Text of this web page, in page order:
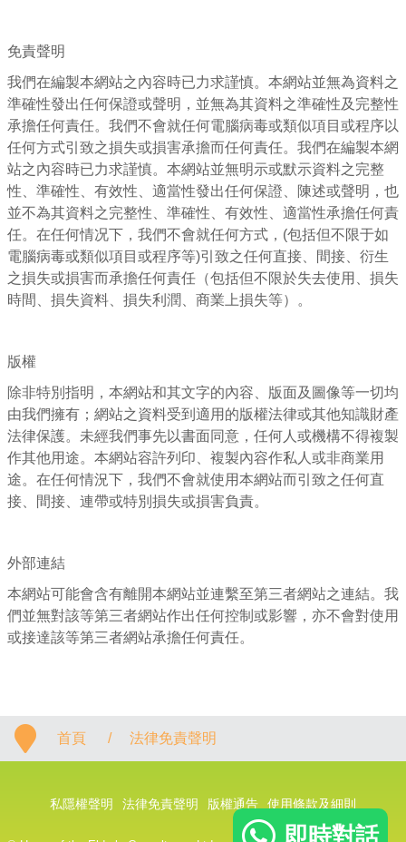
免責聲明
我們在編製本網站之內容時已力求謹慎。本網站並無為資料之
準確性發出任何保證或聲明，並無為其資料之準確性及完整性
承擔任何責任。我們不會就任何電腦病毒或類似項目或程序以
任何方式引致之損失或損害承擔而任何責任。我們在編製本網
站之內容時已力求謹慎。本網站並無明示或默示資料之完整
性、準確性、有效性、適當性發出任何保證、陳述或聲明，也
並不為其資料之完整性、準確性、有效性、適當性承擔任何責
任。在任何情况下，我們不會就任何方式，(包括但不限于如
電腦病毒或類似項目或程序等)引致之任何直接、間接、衍生
之損失或損害而承擔任何責任（包括但不限於失去使用、損失
時間、損失資料、損失利潤、商業上損失等）。
版權
除非特別指明，本網站和其文字的內容、版面及圖像等一切均
由我們擁有；網站之資料受到適用的版權法律或其他知識財產
法律保護。未經我們事先以書面同意，任何人或機構不得複製
作其他用途。本網站容許列印、複製內容作私人或非商業用
途。在任何情況下，我們不會就使用本網站而引致之任何直
接、間接、連帶或特別損失或損害負責。
外部連結
本網站可能會含有離開本網站並連繫至第三者網站之連結。我
們並無對該等第三者網站作出任何控制或影響，亦不會對使用
或接達該等第三者網站承擔任何責任。
首頁 / 法律免責聲明
私隱權聲明 法律免責聲明 版權通告 使用條款及細則
即時對話